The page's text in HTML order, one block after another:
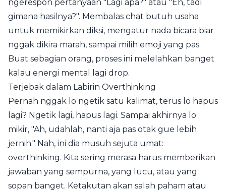
ngerespon pertanyaan "Lagi apa?" atau "Eh, tadi
gimana hasilnya?". Membalas chat butuh usaha
untuk memikirkan diksi, mengatur nada bicara biar
nggak dikira marah, sampai milih emoji yang pas.
Buat sebagian orang, proses ini melelahkan banget
kalau energi mental lagi drop.
Terjebak dalam Labirin Overthinking
Pernah nggak lo ngetik satu kalimat, terus lo hapus
lagi? Ngetik lagi, hapus lagi. Sampai akhirnya lo
mikir, "Ah, udahlah, nanti aja pas otak gue lebih
jernih." Nah, ini dia musuh sejuta umat:
overthinking. Kita sering merasa harus memberikan
jawaban yang sempurna, yang lucu, atau yang
sopan banget. Ketakutan akan salah paham atau